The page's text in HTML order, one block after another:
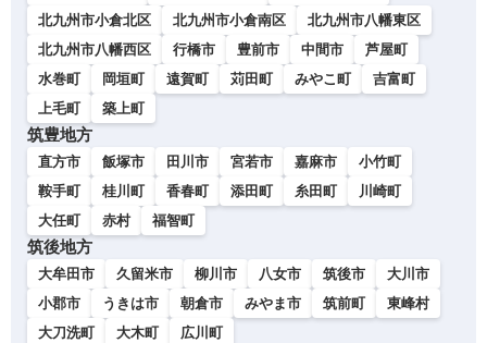
北九州市小倉北区
北九州市小倉南区
北九州市八幡東区
北九州市八幡西区
行橋市 豊前市 中間市
芦屋町
水巻町
岡垣町 遠賀町 苅田町 みやこ町
吉富町
上毛町
築上町
筑豊地方
直方市 飯塚市 田川市 宮若市 嘉麻市
小竹町
鞍手町
桂川町 香春町 添田町 糸田町
川崎町
大任町
赤村 福智町
筑後地方
大牟田市 久留米市 柳川市 八女市 筑後市
大川市
小郡市
うきは市 朝倉市 みやま市 筑前町
東峰村
大刀洗町
大木町 広川町